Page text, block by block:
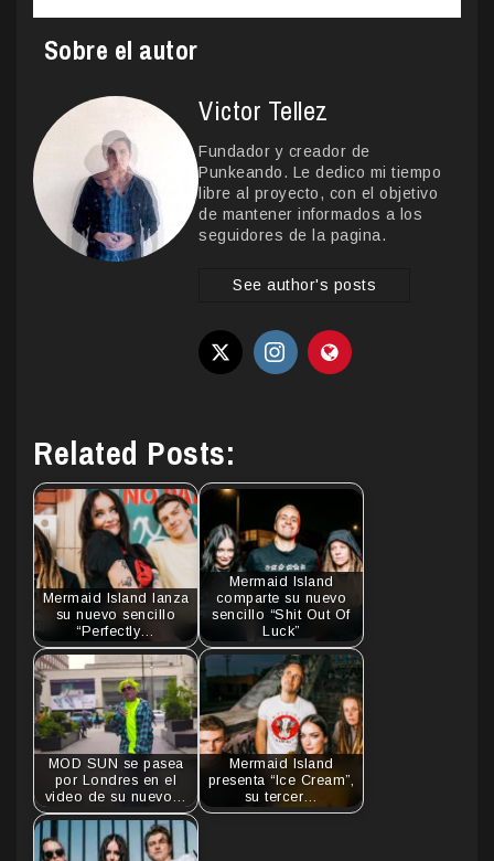
Sobre el autor
Victor Tellez
Fundador y creador de
Punkeando. Le dedico mi tiempo
libre al proyecto, con el objetivo
de mantener informados a los
seguidores de la pagina.
See author's posts
Related Posts:
Mermaid Island lanza
su nuevo sencillo
“Perfectly…
Mermaid Island
comparte su nuevo
sencillo “Shit Out Of
Luck”
MOD SUN se pasea
por Londres en el
video de su nuevo…
Mermaid Island
presenta “Ice Cream”,
su tercer…